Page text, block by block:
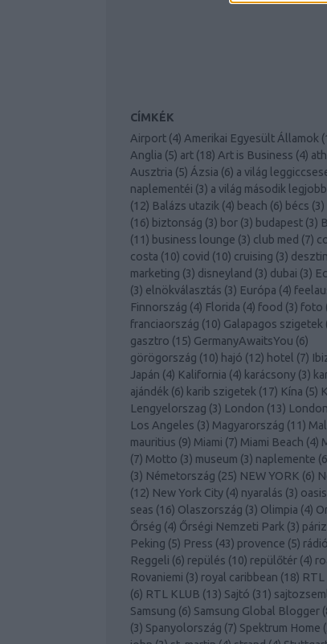
CÍMKÉK
Airport (4) Amerikai Egyesült Államok (
Anglia (5) art (18) Art is Business (4)
Ausztria (5) Ázsia (6) a világ
naplementéi (3) a világ második
(12) Balázs utazik (4) beach (6) bécs (3)
(16) biztonság (3) bor (3) budapest (3)
(11) business lounge (3) club med (7)
costa (10) covid (10) cruising (3)
marketing (3) disneyland (3) dubai (3)
(3) elnökválasztás (3) Európa (4)
Finnország (4) Florida (4) food (3) foto
franciaország (10) Galapagos szigetek
gasztro (15) GermanyAwaitsYou (6)
görögország (10) hajó (12) hotel (7)
Japán (4) Kalifornia (4) karácsony (3)
ajándék (6) karib szigetek (17) Kína (5)
Lengyelorszag (3) London (13)
Los Angeles (3) Magyarország (11)
mauritius (9) Miami (7) Miami Beach (4)
(7) Motto (3) museum (3) naplemente (6
(3) Németország (25) NEW YORK (6)
(12) New York City (4) nyaralás (3)
seas (16) Olaszország (3) Olimpia (4)
Őrség (4) Őrségi Nemzeti Park (3)
Peking (5) Press (43) provence (5) rádió
Reggeli (6) repülés (10) repülőtér (4)
Rovaniemi (3) royal caribbean (18)
(6) RTL KLUB (13) Sajtó (31)
Samsung (6) Samsung Global Blogger (
(3) Spanyolország (7) Spektrum Home (